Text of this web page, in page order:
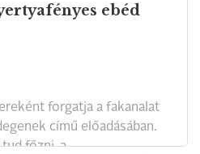
ebéd
forgatja a fakanalat
című előadásában.
főzni, a